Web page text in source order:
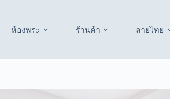
ห้องพระ ร้านค้า ลายไทย